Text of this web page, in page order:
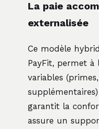
La paie
externalisée
Ce modèle
PayFit, permet à
variables
garantit la
assure un